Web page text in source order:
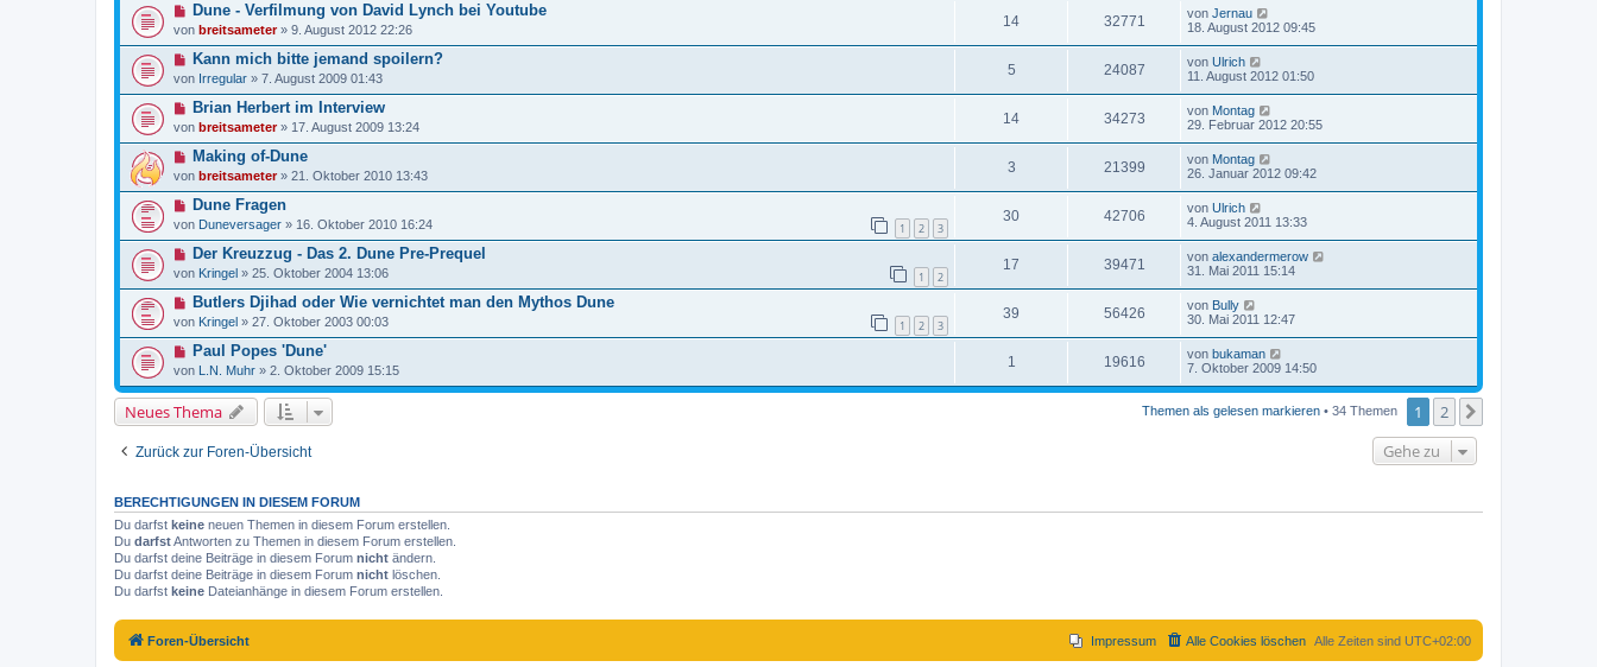
Dune - Verfilmung von David Lynch bei Youtube
von breitsameter» 9. August 2012 22:26
14 32771 von Jernau
18. August 2012 09:45
Kann mich bitte jemand spoilern?
von Irregular » 7. August 2009 01:43
5 24087 von Ulrich
11. August 2012 01:50
Brian Herbert im Interview
von breitsameter» 17. August 2009 13:24
14 34273 von Montag
29. Februar 2012 20:55
Making of-Dune
von breitsameter» 21. Oktober 2010 13:43
3 21399 von Montag
26. Januar 2012 09:42
Dune Fragen
von Duneversager » 16. Oktober 2010 16:24 1 2 3
30 42706 von Ulrich
4. August 2011 13:33
Der Kreuzzug - Das 2. Dune Pre-Prequel
von Kringel » 25. Oktober 2004 13:06 1 2
17 39471 von alexandermerow
31. Mai 2011 15:14
Butlers Djihad oder Wie vernichtet man den Mythos Dune
von Kringel » 27. Oktober 2003 00:03 1 2 3
39 56426 von Bully
30. Mai 2011 12:47
Paul Popes 'Dune'
von L.N. Muhr » 2. Oktober 2009 15:15
1 19616 von bukaman
7. Oktober 2009 14:50
Neues Thema Themen als gelesen markieren • 34 Themen 1 2
Zurück zur Foren-Übersicht Gehe zu
BERECHTIGUNGEN IN DIESEM FORUM
Du darfst keine neuen Themen in diesem Forum erstellen.
Du darfstAntworten zu Themen in diesem Forum erstellen.
Du darfst deine Beiträge in diesem Forum nicht ändern.
Du darfst deine Beiträge in diesem Forum nicht löschen.
Du darfst keine Dateianhänge in diesem Forum erstellen.
Foren-Übersicht Alle Zeiten sind UTC+02:00
Alle Cookies löschen
Impressum